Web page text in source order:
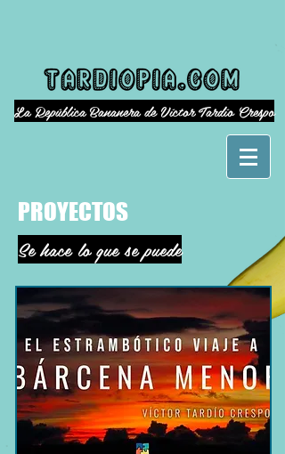
La República Bananera de Víctor Tardío Crespo
PROYECTOS
Se hace lo que se puede